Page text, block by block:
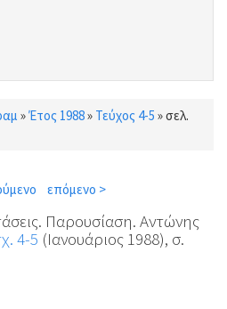
»Έτος 1988» Τεύχος 4-5 »σελ.
επόμενο >
Παρουσίαση. Αντώνης
4-5 (Ιανουάριος 1988), σ.